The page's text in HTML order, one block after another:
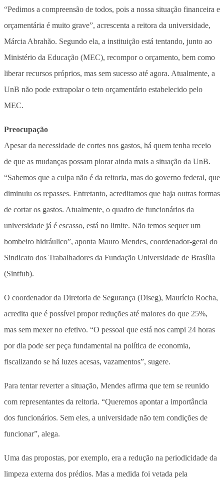
“Pedimos a compreensão de todos, pois a nossa situação financeira e
orçamentária é muito grave”, acrescenta a reitora da universidade,
Márcia Abrahão. Segundo ela, a instituição está tentando, junto ao
Ministério da Educação (MEC), recompor o orçamento, bem como
liberar recursos próprios, mas sem sucesso até agora. Atualmente, a
UnB não pode extrapolar o teto orçamentário estabelecido pelo
MEC.
Preocupação
Apesar da necessidade de cortes nos gastos, há quem tenha receio
de que as mudanças possam piorar ainda mais a situação da UnB.
“Sabemos que a culpa não é da reitoria, mas do governo federal, que
diminuiu os repasses. Entretanto, acreditamos que haja outras formas
de cortar os gastos. Atualmente, o quadro de funcionários da
universidade já é escasso, está no limite. Não temos sequer um
bombeiro hidráulico”, aponta Mauro Mendes, coordenador-geral do
Sindicato dos Trabalhadores da Fundação Universidade de Brasília
(Sintfub).
O coordenador da Diretoria de Segurança (Diseg), Maurício Rocha,
acredita que é possível propor reduções até maiores do que 25%,
mas sem mexer no efetivo. “O pessoal que está nos campi 24 horas
por dia pode ser peça fundamental na política de economia,
fiscalizando se há luzes acesas, vazamentos”, sugere.
Para tentar reverter a situação, Mendes afirma que tem se reunido
com representantes da reitoria. “Queremos apontar a importância
dos funcionários. Sem eles, a universidade não tem condições de
funcionar”, alega.
Uma das propostas, por exemplo, era a redução na periodicidade da
limpeza externa dos prédios. Mas a medida foi vetada pela